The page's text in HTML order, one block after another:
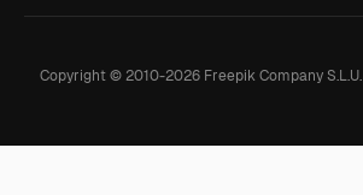
Copyright © 2010-2026Freepik Company S.L.U.